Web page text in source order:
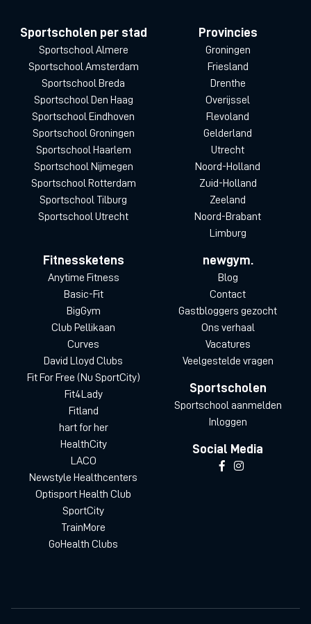
Sportscholen per stad
Sportschool Almere
Sportschool Amsterdam
Sportschool Breda
Sportschool Den Haag
Sportschool Eindhoven
Sportschool Groningen
Sportschool Haarlem
Sportschool Nijmegen
Sportschool Rotterdam
Sportschool Tilburg
Sportschool Utrecht
Provincies
Groningen
Friesland
Drenthe
Overijssel
Flevoland
Gelderland
Utrecht
Noord-Holland
Zuid-Holland
Zeeland
Noord-Brabant
Limburg
Fitnessketens
Anytime Fitness
Basic-Fit
BigGym
Club Pellikaan
Curves
David Lloyd Clubs
Fit For Free (Nu SportCity)
Fit4Lady
Fitland
hart for her
HealthCity
LACO
Newstyle Healthcenters
Optisport Health Club
SportCity
TrainMore
GoHealth Clubs
newgym.
Blog
Contact
Gastbloggers gezocht
Ons verhaal
Vacatures
Veelgestelde vragen
Sportscholen
Sportschool aanmelden
Inloggen
Social Media